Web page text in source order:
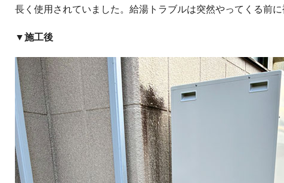
長く使用されていました。給湯トラブルは突然やってくる前
▼施工後